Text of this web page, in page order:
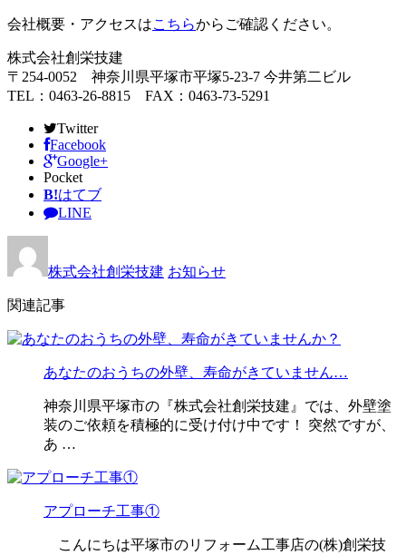
会社概要・アクセスはこちらからご確認ください。
株式会社創栄技建
〒254-0052 神奈川県平塚市平塚5-23-7 今井第二ビル
TEL：0463-26-8815 FAX：0463-73-5291
Twitter
Facebook
Google+
Pocket
B!はてブ
LINE
株式会社創栄技建 お知らせ
関連記事
あなたのおうちの外壁、寿命がきていません…
神奈川県平塚市の『株式会社創栄技建』では、外壁塗
装のご依頼を積極的に受け付け中です！ 突然ですが、
あ …
アプローチ工事①
こんにちは平塚市のリフォーム工事店の(株)創栄技